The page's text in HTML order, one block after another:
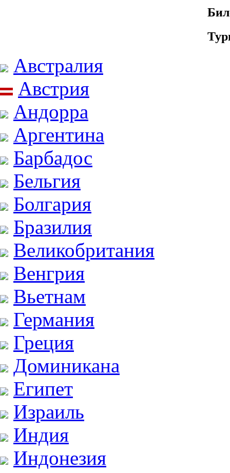
Австралия
Австрия
Андорра
Аргентина
Барбадос
Бельгия
Болгария
Бразилия
Великобритания
Венгрия
Вьетнам
Германия
Греция
Доминикана
Египет
Израиль
Индия
Индонезия